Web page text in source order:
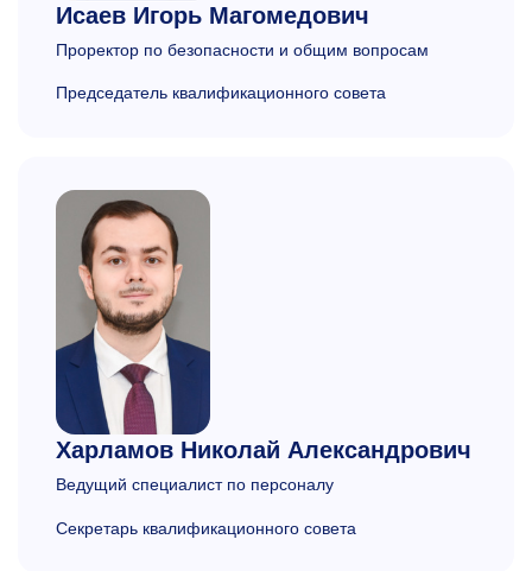
Исаев Игорь Магомедович
Проректор по безопасности и общим вопросам
Председатель квалификационного совета
Харламов Николай Александрович
Ведущий специалист по персоналу
Секретарь квалификационного совета